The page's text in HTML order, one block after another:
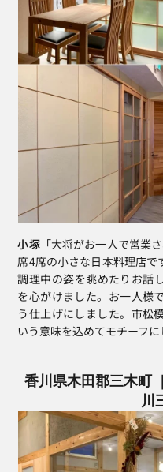
小塚「大将がお一人で営業
席4席の小さな日本料理店で
調理中の姿を眺めたりお話
を心がけました。お一人様
う仕上げにしました。市松
いう意味を込めてモチーフに
香川県木田郡三木町
川